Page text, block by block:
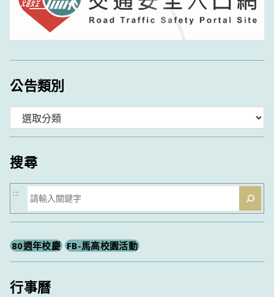
公告類別
類
搜尋
搜
尋
:::
80週年校慶 FB-馬高校園活動
行事曆